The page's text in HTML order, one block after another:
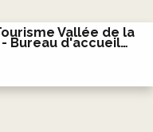
Vallée de la
Bureau d'accueil
la-Rouge